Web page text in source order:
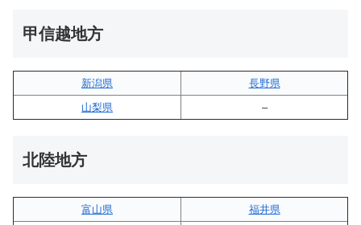
甲信越地方
新潟県
長野県
山梨県
–
北陸地方
富山県
福井県